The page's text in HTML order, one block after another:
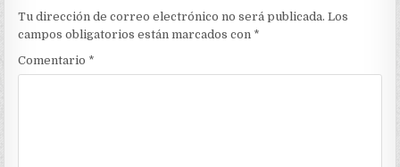
Tu dirección de correo electrónico no será publicada. Los
campos obligatorios están marcados con *
Comentario *